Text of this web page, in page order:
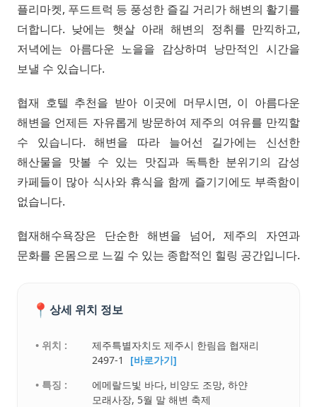
플리마켓, 푸드트럭 등 풍성한 즐길 거리가 해변의 활기를
더합니다. 낮에는 햇살 아래 해변의 정취를 만끽하고,
저녁에는 아름다운 노을을 감상하며 낭만적인 시간을
보낼 수 있습니다.
협재 호텔 추천을 받아 이곳에 머무시면, 이 아름다운
해변을 언제든 자유롭게 방문하여 제주의 여유를 만끽할
수 있습니다. 해변을 따라 늘어선 길가에는 신선한
해산물을 맛볼 수 있는 맛집과 독특한 분위기의 감성
카페들이 많아 식사와 휴식을 함께 즐기기에도 부족함이
없습니다.
협재해수욕장은 단순한 해변을 넘어, 제주의 자연과
문화를 온몸으로 느낄 수 있는 종합적인 힐링 공간입니다.
📍 상세 위치 정보
• 위치 :
제주특별자치도 제주시 한림읍 협재리
2497-1
[바로가기]
• 특징 :
에메랄드빛 바다, 비양도 조망, 하얀
모래사장, 5월 말 해변 축제